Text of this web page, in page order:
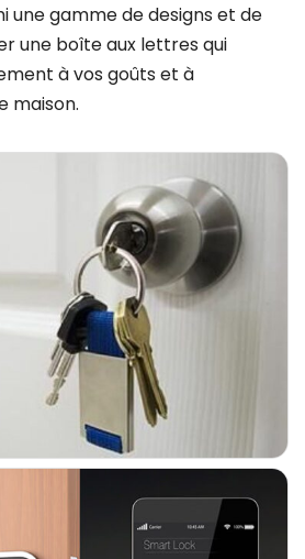
une gamme de designs et de
une boîte aux lettres qui
à vos goûts et à
maison.